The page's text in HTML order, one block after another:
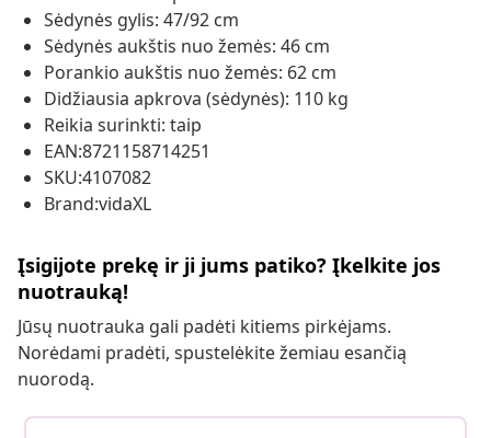
Sėdynės gylis: 47/92 cm
Sėdynės aukštis nuo žemės: 46 cm
Porankio aukštis nuo žemės: 62 cm
Didžiausia apkrova (sėdynės): 110 kg
Reikia surinkti: taip
EAN:8721158714251
SKU:4107082
Brand:vidaXL
Įsigijote prekę ir ji jums patiko? Įkelkite jos
nuotrauką!
Jūsų nuotrauka gali padėti kitiems pirkėjams.
Norėdami pradėti, spustelėkite žemiau esančią
nuorodą.